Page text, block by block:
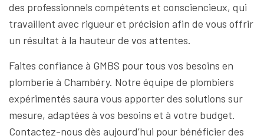
des professionnels compétents et consciencieux, qui
travaillent avec rigueur et précision afin de vous offrir
un résultat à la hauteur de vos attentes.
Faites confiance à GMBS pour tous vos besoins en
plomberie à Chambéry. Notre équipe de plombiers
expérimentés saura vous apporter des solutions sur
mesure, adaptées à vos besoins et à votre budget.
Contactez-nous dès aujourd’hui pour bénéficier des